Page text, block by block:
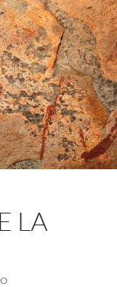
LA